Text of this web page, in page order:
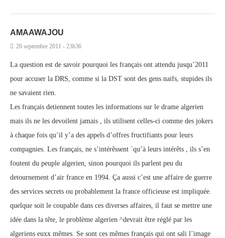
AMAAWAJOU
20 septembre 2011 - 23h36
La question est de savoir pourquoi les français ont attendu jusqu’2011
pour accuser la DRS, comme si la DST sont des gens naifs, stupides ils
ne savaient rien.
Les français detiennent toutes les informations sur le drame algerien
mais ils ne les devoilent jamais , ils utilisent celles-ci comme des jokers
à chaque fois qu’il y’a des appels d’offres fructifiants pour leurs
compagnies. Les français, ne s’intérêssent `qu’à leurs intérêts , ils s’en
foutent du peuple algerien, sinon pourquoi ils parlent peu du
detournement d’air france en 1994. Ça aussi c’est une affaire de guerre
des services secrets ou probablement la france officieuse est impliquée.
quelque soit le coupable dans ces diverses affaires, il faut se mettre une
idée dans la tête, le problème algerien ^devrait être réglé par les
algeriens euxx mêmes. Se sont ces mêmes français qui ont sali l’image